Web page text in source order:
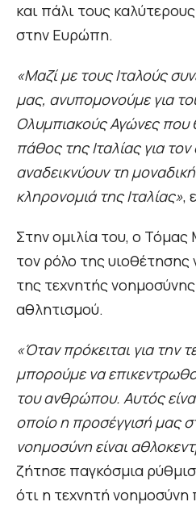
και πάλι τους
στην Ευρώπη.
«Μαζί με τους Ιταλούς
μας, ανυπομονούμε για
Ολυμπιακούς Αγώνες
πάθος της Ιταλίας για
αναδεικνύουν τη
κληρονομιά της Ιταλίας»,
Στην ομιλία του, ο
τον ρόλο της υιοθέτησης
της τεχνητής
αθλητισμού.
«Όταν πρόκειται για την
μπορούμε να
του ανθρώπου. Αυτός
οποίο η προσέγγισή μας
νοημοσύνη είναι
ζήτησε παγκόσμια
ότι η τεχνητή νοημοσύνη